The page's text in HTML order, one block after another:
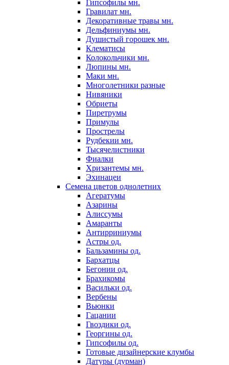
Гипсофилы мн.
Гравилат мн.
Декоративные травы мн.
Дельфиниумы мн.
Душистый горошек мн.
Клематисы
Колокольчики мн.
Люпины мн.
Маки мн.
Многолетники разные
Нивяники
Обриеты
Пиретрумы
Примулы
Прострелы
Рудбекии мн.
Тысячелистники
Фиалки
Хризантемы мн.
Эхинацеи
Семена цветов однолетних
Агератумы
Азарины
Алиссумы
Амаранты
Антирриниумы
Астры од.
Бальзамины од.
Бархатцы
Бегонии од.
Брахикомы
Васильки од.
Вербены
Вьюнки
Гацании
Гвоздики од.
Георгины од.
Гипсофилы од.
Готовые дизайнерские клумбы
Датуры (дурман)